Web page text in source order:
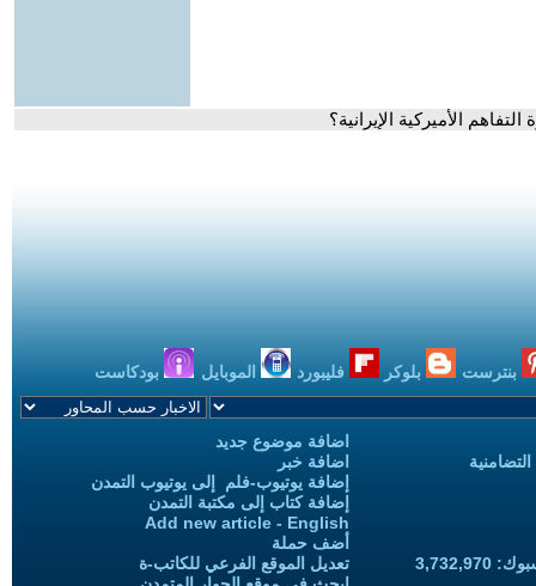
الأميركية الإيرانية؟
بنترست بلوكر فليبورد الموبايل بودكاست
اضافة موضوع جديد
اضافة خبر
إضافة يوتيوب-فلم إلى يوتيوب التمدن
إضافة كتاب إلى مكتبة التمدن
Add new article - English
أضف حملة
تعديل الموقع الفرعي للكاتب-ة